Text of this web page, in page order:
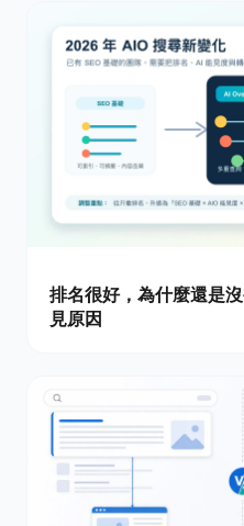
排名很好，為什麼還是
見原因